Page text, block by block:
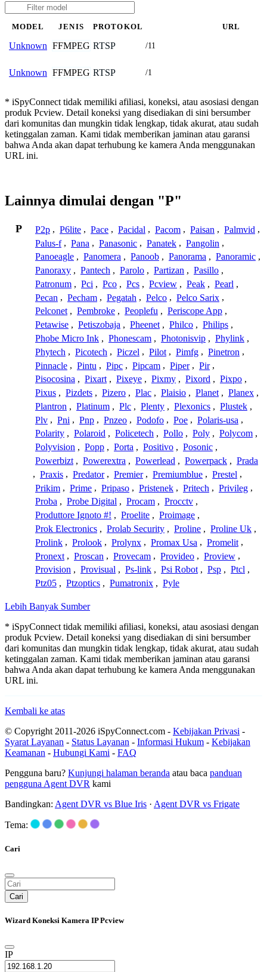
MODEL JENIS PROTOKOL URL
Unknown FFMPEG RTSP /11
Unknown FFMPEG RTSP /1
* iSpyConnect tidak memiliki afiliasi, koneksi, atau asosiasi dengan
produk Pcview. Detail koneksi yang disediakan di sini bersumber
dari komunitas dan mungkin tidak lengkap, tidak akurat, atau sudah
ketinggalan zaman. Kami tidak memberikan jaminan atau garansi
bahwa Anda akan dapat terhubung ke kamera Anda menggunakan
URL ini.
Lainnya dimulai dengan "P"
P P2p , P6lite , Pace , Pacidal , Pacom , Paisan , Palmvid ,
Palus-f , Pana , Panasonic , Panatek , Pangolin ,
Panoeagle , Panomera , Panoob , Panorama , Panoramic ,
Panoraxy , Pantech , Parolo , Partizan , Pasillo ,
Patronum , Pci , Pco , Pcs , Pcview , Peak , Pearl ,
Pecan , Pecham , Pegatah , Pelco , Pelco Sarix ,
Pelconet , Pembroke , Peoplefu , Periscope App ,
Petawise , Petiszobaja , Pheenet , Philco , Philips ,
Phobe Micro Ink , Phonescam , Photonisvip , Phylink ,
Phytech , Picotech , Piczel , Pilot , Pimfg , Pinetron ,
Pinnacle , Pintu , Pipc , Pipcam , Piper , Pir ,
Pisocosina , Pixart , Pixeye , Pixmy , Pixord , Pixpo ,
Pixus , Pizdets , Pizero , Plac , Plaisio , Planet , Planex ,
Plantron , Platinum , Plc , Plenty , Plexonics , Plustek ,
Plv , Pni , Pnp , Pnzeo , Podofo , Poe , Polaris-usa ,
Polarity , Polaroid , Policetech , Pollo , Poly , Polycom ,
Polyvision , Popp , Porta , Positivo , Posonic ,
Powerbizt , Powerextra , Powerlead , Powerpack , Prada
, Praxis , Predator , Premier , Premiumblue , Prestel ,
Prikim , Prime , Pripaso , Pristenek , Pritech , Privileg ,
Proba , Probe Digital , Procam , Procctv ,
Produttore Ignoto #! , Proelite , Proimage ,
Prok Electronics , Prolab Security , Proline , Proline Uk ,
Prolink , Prolook , Prolynx , Promax Usa , Promelit ,
Pronext , Proscan , Provecam , Provideo , Proview ,
Provision , Provisual , Ps-link , Psi Robot , Psp , Ptcl ,
Ptz05 , Ptzoptics , Pumatronix , Pyle
Lebih Banyak Sumber
* iSpyConnect tidak memiliki afiliasi, koneksi, atau asosiasi dengan
produk Pcview. Detail koneksi yang disediakan di sini bersumber
dari komunitas dan mungkin tidak lengkap, tidak akurat, atau sudah
ketinggalan zaman. Kami tidak memberikan jaminan atau garansi
bahwa Anda akan dapat terhubung ke kamera Anda menggunakan
URL ini.
Kembali ke atas
© Copyright 2011-2026 iSpyConnect.com - Kebijakan Privasi -
Syarat Layanan - Status Layanan - Informasi Hukum - Kebijakan
Keamanan - Hubungi Kami - FAQ
Pengguna baru? Kunjungi halaman beranda atau baca panduan
pengguna Agent DVR kami
Bandingkan: Agent DVR vs Blue Iris · Agent DVR vs Frigate
Tema:
Cari
Cari
Wizard Koneksi Kamera IP Pcview
IP